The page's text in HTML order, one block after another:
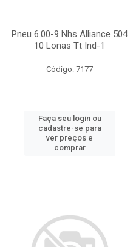
Pneu 6.00-9 Nhs Alliance 504
10 Lonas Tt Ind-1
Código: 7177
Faça seu login ou
cadastre-se para
ver preços e
comprar